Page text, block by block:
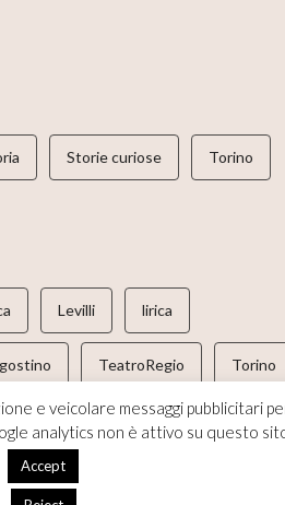
Storie curiose Torino
Levilli lirica
TeatroRegio Torino
e veicolare messaggi pubblicitari
analytics non è attivo su questo
Accept